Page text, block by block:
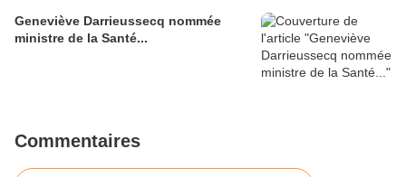
Geneviève Darrieussecq nommée
ministre de la Santé...
Commentaires